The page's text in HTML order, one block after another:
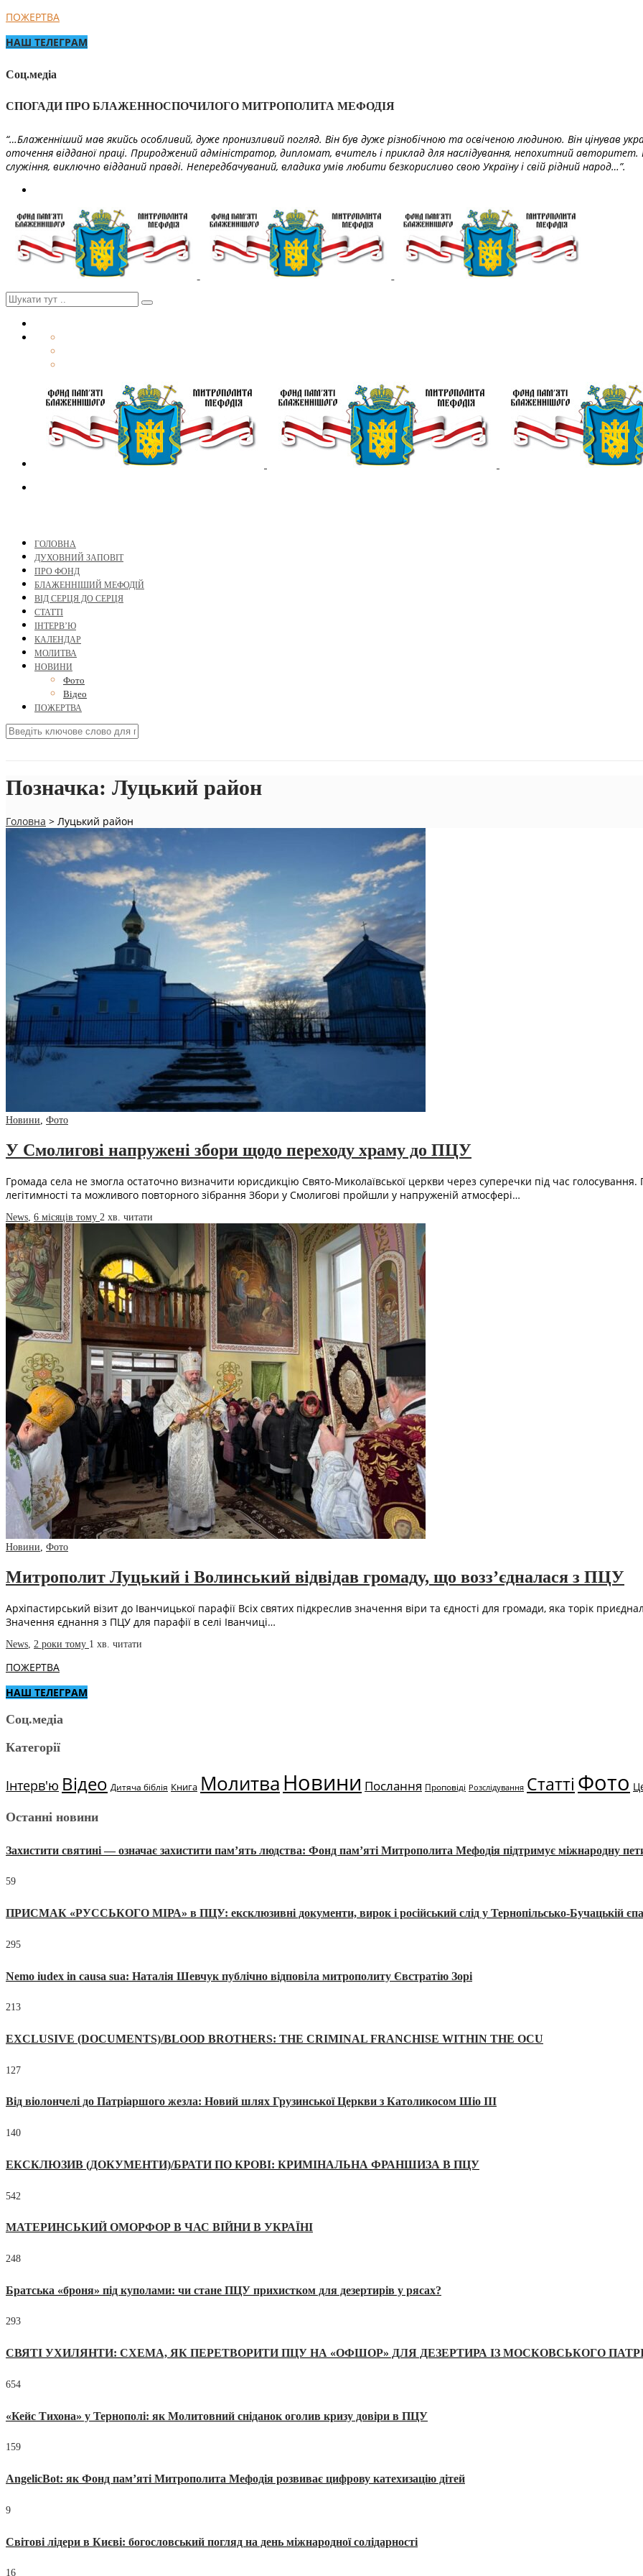
ПОЖЕРТВА
НАШ ТЕЛЕГРАМ
Соц.медіа
СПОГАДИ ПРО БЛАЖЕННОСПОЧИЛОГО МИТРОПОЛИТА МЕФОДІЯ
“…Блаженніший мав якийсь особливий, дуже пронизливий погляд. Він був дуже різнобічною та освіченою людиною. Він цінував
оточення відданої праці. Природжений адміністратор, дипломат, вчитель і приклад для наслідування, непохитний
служіння, виключно відданий правді. Непередбачуваний, владика умів любити безкорисливо свою Україну і свій рідний народ…”.
ГОЛОВНА
ДУХОВНИЙ ЗАПОВІТ
ПРО ФОНД
БЛАЖЕННІШИЙ МЕФОДІЙ
ВІД СЕРЦЯ ДО СЕРЦЯ
СТАТТІ
ІНТЕРВ’Ю
КАЛЕНДАР
МОЛИТВА
НОВИНИ
Фото
Відео
ПОЖЕРТВА
Позначка: Луцький район
Головна > Луцький район
Новини, Фото
У Смолигові напружені збори щодо переходу храму до ПЦУ
Громада села не змогла остаточно визначити юрисдикцію Свято-Миколаївської церкви через суперечки під час
легітимності та можливого повторного зібрання Збори у Смолигові пройшли у напруженій атмосфері…
News, 6 місяців тому 2 хв. читати
Новини, Фото
Митрополит Луцький і Волинський відвідав громаду, що возз’єдналася з ПЦУ
Архіпастирський візит до Іванчицької парафії Всіх святих підкреслив значення віри та єдності для громади, яка торік
Значення єднання з ПЦУ для парафії в селі Іванчиці…
News 2 роки тому 1 хв. читати
ПОЖЕРТВА
НАШ ТЕЛЕГРАМ
Соц.медіа
Категорії
Інтерв'ю Відео Дитяча біблія Книга МолитваНовини Послання Проповіді Розслідування Статті Фото
Останні новини
Захистити святині — означає захистити пам’ять людства: Фонд пам’яті Митрополита Мефодія підтримує міжнародну
59
ПРИСМАК «РУССЬКОГО МІРА» в ПЦУ: ексклюзивні документи, вирок і російський слід у Тернопільсько-Бучацькій
295
Nemo iudex in causa sua: Наталія Шевчук публічно відповіла митрополиту Євстратію Зорі
213
EXCLUSIVE (DOCUMENTS)/BLOOD BROTHERS: THE CRIMINAL FRANCHISE WITHIN THE OCU
127
Від віолончелі до Патріаршого жезла: Новий шлях Грузинської Церкви з Католикосом Шіо III
140
ЕКСКЛЮЗИВ (ДОКУМЕНТИ)/БРАТИ ПО КРОВІ: КРИМІНАЛЬНА ФРАНШИЗА В ПЦУ
542
МАТЕРИНСЬКИЙ ОМОРФОР В ЧАС ВІЙНИ В УКРАЇНІ
248
Братська «броня» під куполами: чи стане ПЦУ прихистком для дезертирів у рясах?
293
СВЯТІ УХИЛЯНТИ: СХЕМА, ЯК ПЕРЕТВОРИТИ ПЦУ НА «ОФШОР» ДЛЯ ДЕЗЕРТИРА ІЗ МОСКОВСЬКОГО
654
«Кейс Тихона» у Тернополі: як Молитовний сніданок оголив кризу довіри в ПЦУ
159
AngelicBot: як Фонд пам’яті Митрополита Мефодія розвиває цифрову катехизацію дітей
9
Світові лідери в Києві: богословський погляд на день міжнародної солідарності
16